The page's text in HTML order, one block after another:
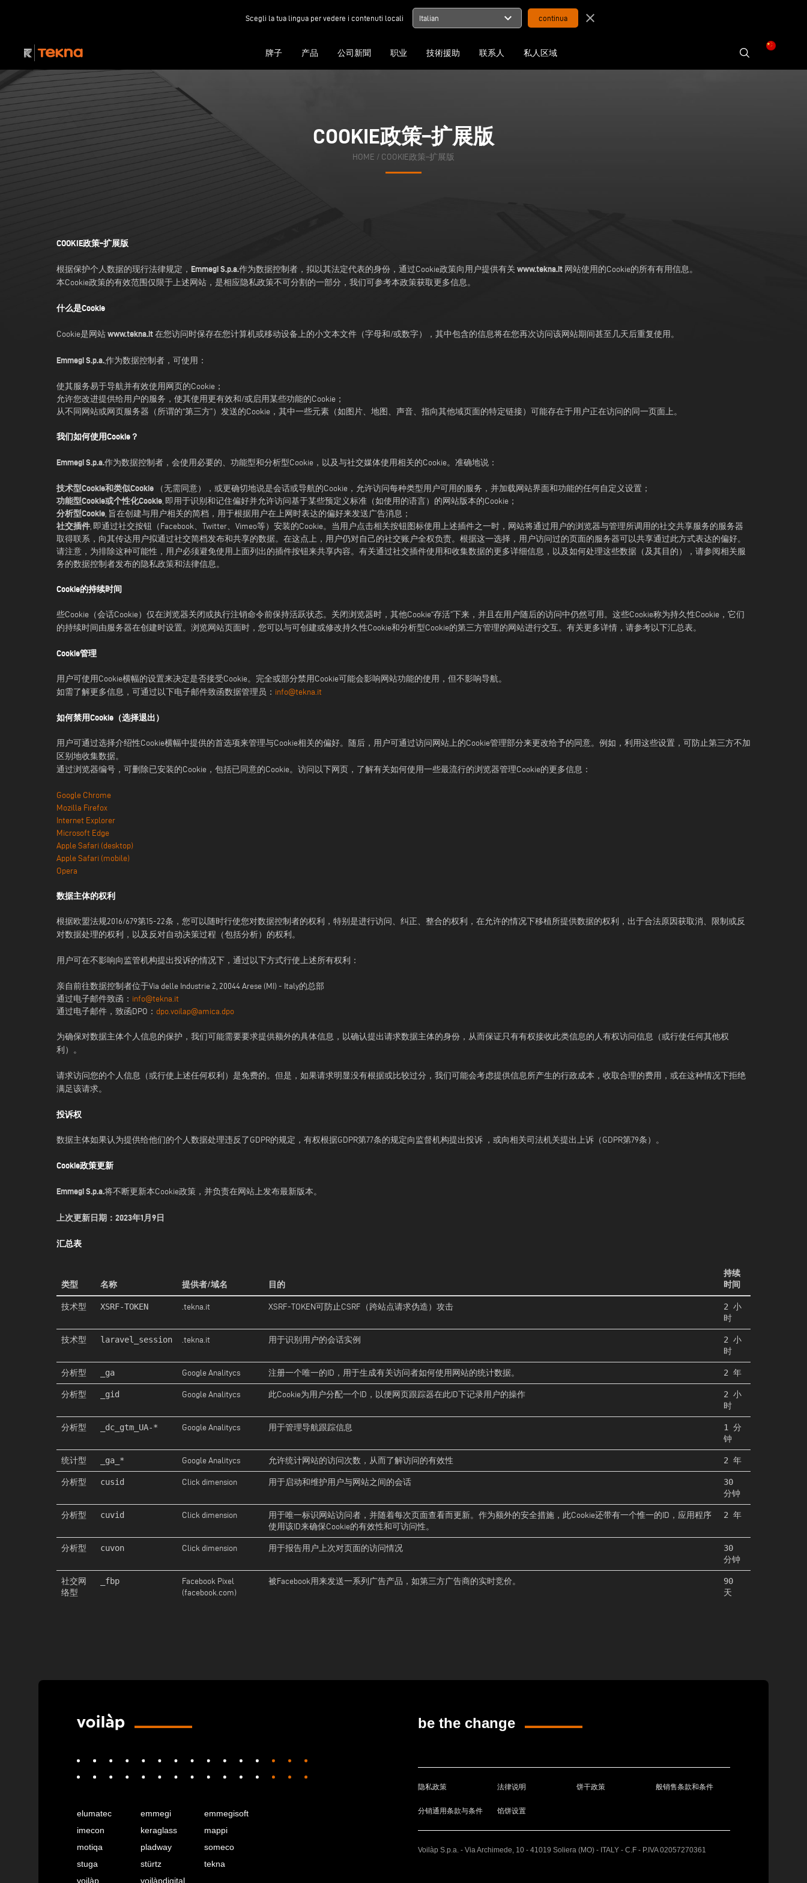
Scegli la tua lingua per vedere i contenuti locali Italian expand_more close
牌子 产品 公司新聞 职业 技術援助 联系人 私人区域
COOKIE政策–扩展版
HOME / COOKIE政策–扩展版
COOKIE政策–扩展版
根据保护个人数据的现行法律规定， Emmegi S.p.a.作为数据控制者，拟以其法定代表的身份，通过Cookie政策向用户提供有关 www.tekna.it 网站使用的Cookie的所有有用信息。
本Cookie政策的有效范围仅限于上述网站，是相应隐私政策不可分割的一部分，我们可参考本政策获取更多信息。
什么是Cookie
Cookie是网站 www.tekna.it 在您访问时保存在您计算机或移动设备上的小文本文件（字母和/或数字），其中包含的信息将在您再次访问该网站期间甚至几天后重复使用。
Emmegi S.p.a.,作为数据控制者，可使用：
使其服务易于导航并有效使用网页的Cookie；
允许您改进提供给用户的服务，使其使用更有效和/或启用某些功能的Cookie；
从不同网站或网页服务器（所谓的“第三方”）发送的Cookie，其中一些元素（如图片、地图、声音、指向其他域页面的特定链接）可能存在于用户正在访问的同一页面上。
我们如何使用Cookie？
Emmegi S.p.a.作为数据控制者，会使用必要的、功能型和分析型Cookie，以及与社交媒体使用相关的Cookie。准确地说：
技术型Cookie和类似Cookie （无需同意），或更确切地说是会话或导航的Cookie，允许访问每种类型用户可用的服务，并加载网站界面和功能的任何自定义设置；
功能型Cookie或个性化Cookie, 即用于识别和记住偏好并允许访问基于某些预定义标准（如使用的语言）的网站版本的Cookie；
分析型Cookie, 旨在创建与用户相关的简档，用于根据用户在上网时表达的偏好来发送广告消息；
社交插件, 即通过社交按钮（Facebook、Twitter、Vimeo等）安装的Cookie。当用户点击相关按钮图标使用上述插件之一时，网站将通过用户的浏览器与管理所调用的社交共享服务的服务器
取得联系，向其传达用户拟通过社交简档发布和共享的数据。在这点上，用户仍对自己的社交账户全权负责。根据这一选择，用户访问过的页面的服务器可以共享通过此方式表达的偏好。
请注意，为排除这种可能性，用户必须避免使用上面列出的插件按钮来共享内容。有关通过社交插件使用和收集数据的更多详细信息，以及如何处理这些数据（及其目的），请参阅相关服
务的数据控制者发布的隐私政策和法律信息。
Cookie的持续时间
些Cookie（会话Cookie）仅在浏览器关闭或执行注销命令前保持活跃状态。关闭浏览器时，其他Cookie“存活”下来，并且在用户随后的访问中仍然可用。这些Cookie称为持久性Cookie，它们
的持续时间由服务器在创建时设置。浏览网站页面时，您可以与可创建或修改持久性Cookie和分析型Cookie的第三方管理的网站进行交互。有关更多详情，请参考以下汇总表。
Cookie管理
用户可使用Cookie横幅的设置来决定是否接受Cookie。完全或部分禁用Cookie可能会影响网站功能的使用，但不影响导航。
如需了解更多信息，可通过以下电子邮件致函数据管理员： info@tekna.it
如何禁用Cookie（选择退出）
用户可通过选择介绍性Cookie横幅中提供的首选项来管理与Cookie相关的偏好。随后，用户可通过访问网站上的Cookie管理部分来更改给予的同意。例如，利用这些设置，可防止第三方不加
区别地收集数据。
通过浏览器编号，可删除已安装的Cookie，包括已同意的Cookie。访问以下网页，了解有关如何使用一些最流行的浏览器管理Cookie的更多信息：
Google Chrome
Mozilla Firefox
Internet Explorer
Microsoft Edge
Apple Safari (desktop)
Apple Safari (mobile)
Opera
数据主体的权利
根据欧盟法规2016/679第15-22条，您可以随时行使您对数据控制者的权利，特别是进行访问、纠正、整合的权利，在允许的情况下移植所提供数据的权利，出于合法原因获取消、限制或反
对数据处理的权利，以及反对自动决策过程（包括分析）的权利。
用户可在不影响向监管机构提出投诉的情况下，通过以下方式行使上述所有权利：
亲自前往数据控制者位于Via delle Industrie 2, 20044 Arese (MI) - Italy的总部
通过电子邮件致函： info@tekna.it
通过电子邮件，致函DPO： dpo.voilap@amica.dpo
为确保对数据主体个人信息的保护，我们可能需要要求提供额外的具体信息，以确认提出请求数据主体的身份，从而保证只有有权接收此类信息的人有权访问信息（或行使任何其他权
利）。
请求访问您的个人信息（或行使上述任何权利）是免费的。但是，如果请求明显没有根据或比较过分，我们可能会考虑提供信息所产生的行政成本，收取合理的费用，或在这种情况下拒绝
满足该请求。
投诉权
数据主体如果认为提供给他们的个人数据处理违反了GDPR的规定，有权根据GDPR第77条的规定向监督机构提出投诉 ，或向相关司法机关提出上诉（GDPR第79条）。
Cookie政策更新
Emmegi S.p.a.将不断更新本Cookie政策，并负责在网站上发布最新版本。
上次更新日期：2023年1月9日
汇总表
类型 名称 提供者/域名 目的
持续
时间
技术型 XSRF-TOKEN .tekna.it XSRF-TOKEN可防止CSRF（跨站点请求伪造）攻击
2 小
时
技术型 laravel_session .tekna.it 用于识别用户的会话实例
2 小
时
分析型 _ga Google Analitycs 注册一个唯一的ID，用于生成有关访问者如何使用网站的统计数据。 2 年
分析型 _gid Google Analitycs 此Cookie为用户分配一个ID，以便网页跟踪器在此ID下记录用户的操作
2 小
时
分析型 _dc_gtm_UA-* Google Analitycs 用于管理导航跟踪信息
1 分
钟
统计型 _ga_* Google Analitycs 允许统计网站的访问次数，从而了解访问的有效性 2 年
分析型 cusid Click dimension 用于启动和维护用户与网站之间的会话
30
分钟
分析型 cuvid Click dimension
用于唯一标识网站访问者，并随着每次页面查看而更新。作为额外的安全措施，此Cookie还带有一个惟一的ID，应用程序
使用该ID来确保Cookie的有效性和可访问性。
2 年
分析型 cuvon Click dimension 用于报告用户上次对页面的访问情况
30
分钟
社交网
络型
_fbp
Facebook Pixel
(facebook.com)
被Facebook用来发送一系列广告产品，如第三方广告商的实时竞价。
90
天
elumatec emmegi
emmegisoft
imecon
keraglass
mappi
motiqa
pladway
someco
stuga
stürtz
tekna
voilàp
voilàpdigital
be the change
隐私政策 法律说明 饼干政策 般销售条款和条件
分销通用条款与条件 馅饼设置
Voilàp S.p.a. - Via Archimede, 10 - 41019 Soliera (MO) - ITALY - C.F - P.IVA 02057270361